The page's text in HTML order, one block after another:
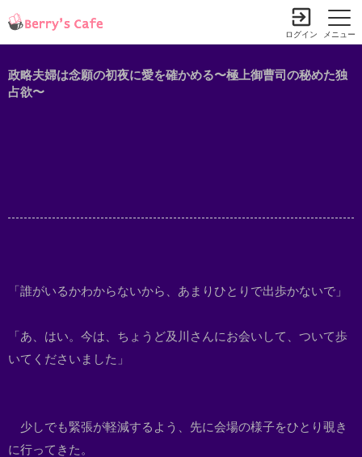
メニュー
ログイン
政略夫婦は念願の初夜に愛を確かめる〜極上御曹司の秘めた独
占欲〜
「誰がいるかわからないから、あまりひとりで出歩かないで」
「あ、はい。今は、ちょうど及川さんにお会いして、ついて歩
いてくださいました」
少しでも緊張が軽減するよう、先に会場の様子をひとり覗き
に行ってきた。